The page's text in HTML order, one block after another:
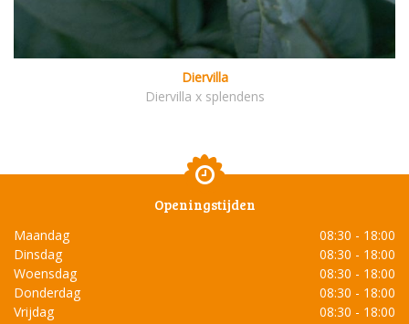
Diervilla
Diervilla x splendens
Openingstijden
Maandag
08:30 - 18:00
Dinsdag
08:30 - 18:00
Woensdag
08:30 - 18:00
Donderdag
08:30 - 18:00
Vrijdag
08:30 - 18:00